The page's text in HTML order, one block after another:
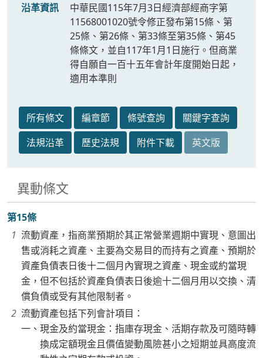
沿革資訊
中華民國115年7月3日經濟部經商字第
11568001020號令修正發布第15條、第
25條、第26條、第33條至第35條、第45
條條文，並自117年1月1日施行。但商業
得自願自一百十五年會計年度開始日起，
適用本準則
所有條文 編章節 條號查詢
關鍵字查詢
法規沿革
歷史法規 附件下載 英文版
異動條文
第15條
流動資產，指商業預期於其正常營業週期中實現、意圖出
售或消耗之資產、主要為交易目的而持有之資產、預期於
資產負債表日後十二個月內實現之資產、現金或約當現
金，但不包括於資產負債表日後逾十二個月用以交換、清
償負債或受有其他限制者。
流動資產包括下列會計項目：
一、現金及約當現金：指庫存現金、活期存款及可隨時轉
換成定額現金且價值變動風險甚小之短期並具高度流